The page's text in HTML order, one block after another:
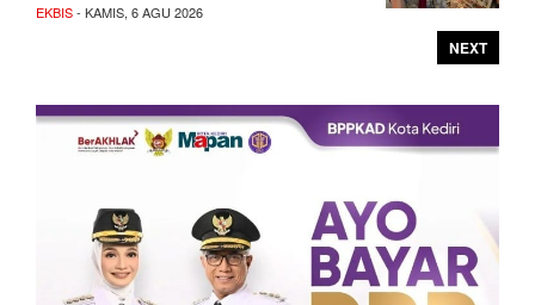
EKBIS- KAMIS, 6 AGU 2026
NEXT